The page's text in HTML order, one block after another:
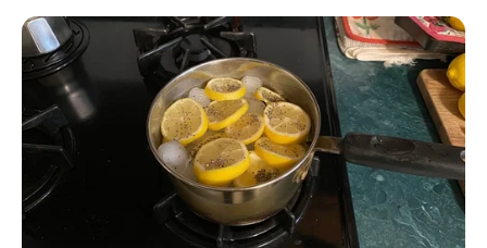
HOME
INSPIRASI
STYLE
FILM &
SERIES
NGAKAK
QUOTES
HYPE
MORE